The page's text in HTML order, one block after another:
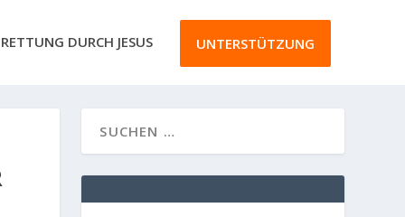
RETTUNG DURCH JESUS UNTERSTÜTZUNG